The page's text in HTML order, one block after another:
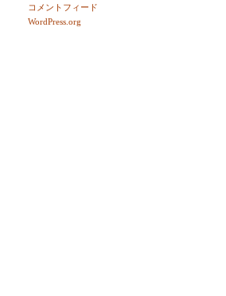
コメントフィード
WordPress.org